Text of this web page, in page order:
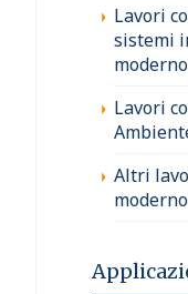
Lavori
sistemi
moderno
Lavori
Altri
moderno